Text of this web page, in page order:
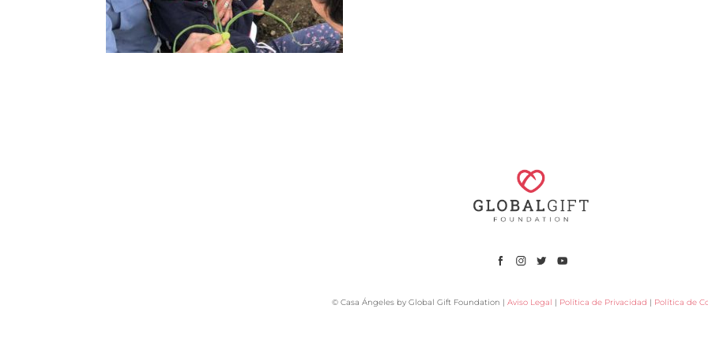
© Casa Ángeles by Global Gift Foundation | Aviso Legal | Política de Privacidad | Política de